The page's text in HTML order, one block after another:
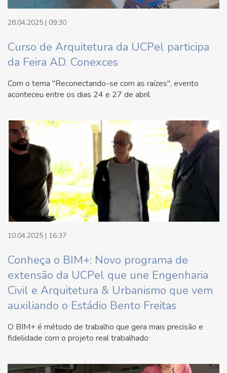
28.04.2025 | 09:30
Curso de Arquitetura da UCPel participa
da Feira AD. Conexces
Com o tema "Reconectando-se com as raízes", evento
aconteceu entre os dias 24 e 27 de abril
10.04.2025 | 16:37
Conheça o BIM+: Novo programa de
extensão da UCPel que une Engenharia
Civil e Arquitetura & Urbanismo que vem
auxiliando o Estádio Bento Freitas
O BIM+ é método de trabalho que gera mais precisão e
fidelidade com o projeto real trabalhado